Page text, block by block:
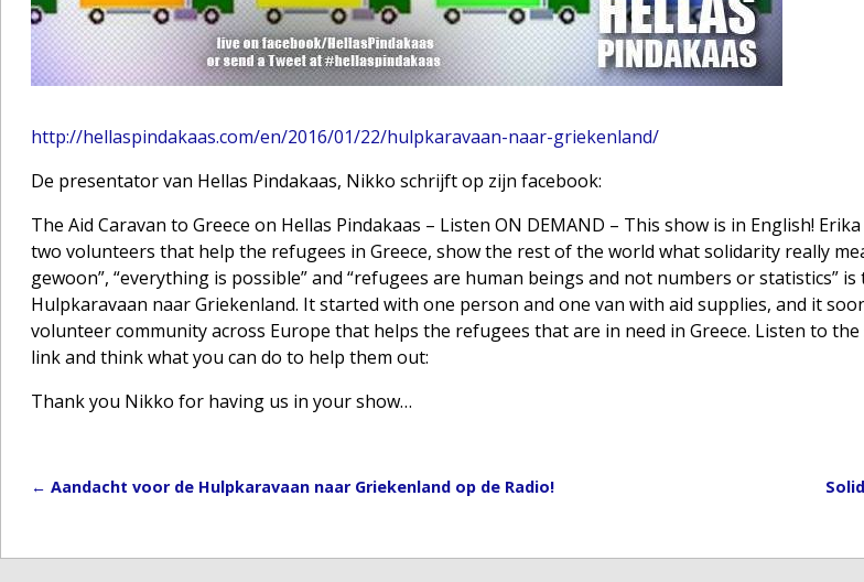
http://hellaspindakaas.com/en/2016/01/22/hulpkaravaan-naar-griekenland/
De presentator van Hellas Pindakaas, Nikko schrijft op zijn facebook:
The Aid Caravan to Greece on Hellas Pindakaas – Listen ON DEMAND – This show is in English!
two volunteers that help the refugees in Greece, show the rest of the world what solidarity really
gewoon”, “everything is possible” and “refugees are human beings and not numbers or statistics”
Hulpkaravaan naar Griekenland. It started with one person and one van with aid supplies, and it
volunteer community across Europe that helps the refugees that are in need in Greece. Listen to
link and think what you can do to help them out:
Thank you Nikko for having us in your show…
← Aandacht voor de Hulpkaravaan naar Griekenland op de Radio!